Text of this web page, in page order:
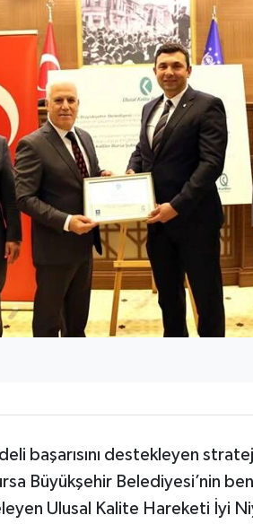
başarısını destekleyen
Büyükşehir Belediyesi’nin
Ulusal Kalite Hareketi İyi